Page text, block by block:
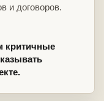
и договоров.
критичные